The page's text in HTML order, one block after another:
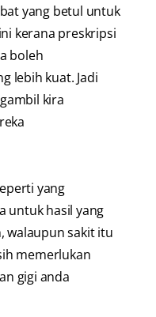
yang betul untuk
kerana preskripsi
boleh
lebih kuat. Jadi
kira
yang
untuk hasil yang
walaupun sakit itu
memerlukan
gigi anda